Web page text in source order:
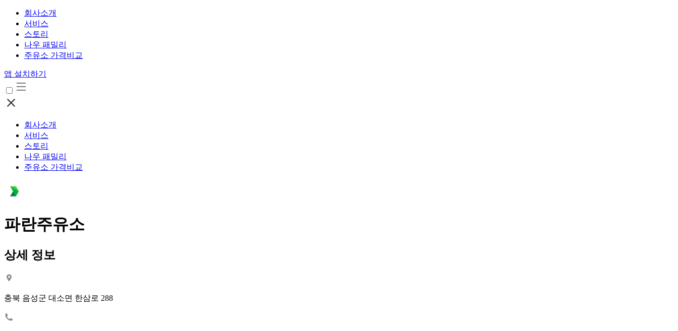
회사소개
서비스
스토리
나우 패밀리
주유소 가격비교
앱 설치하기
회사소개
서비스
스토리
나우 패밀리
주유소 가격비교
파란주유소
상세 정보
충북 음성군 대소면 한삼로 288